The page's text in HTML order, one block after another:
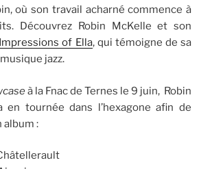
où son travail acharné commence à
Découvrez Robin McKelle et son
Impressions of Ella, qui témoigne de sa
jazz.
à la Fnac de Ternes le 9 juin, Robin
en tournée dans l’hexagone afin de
album :